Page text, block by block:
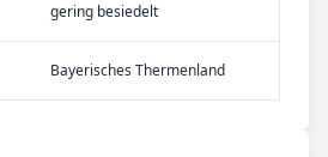
gering besiedelt
Bayerisches Thermenland